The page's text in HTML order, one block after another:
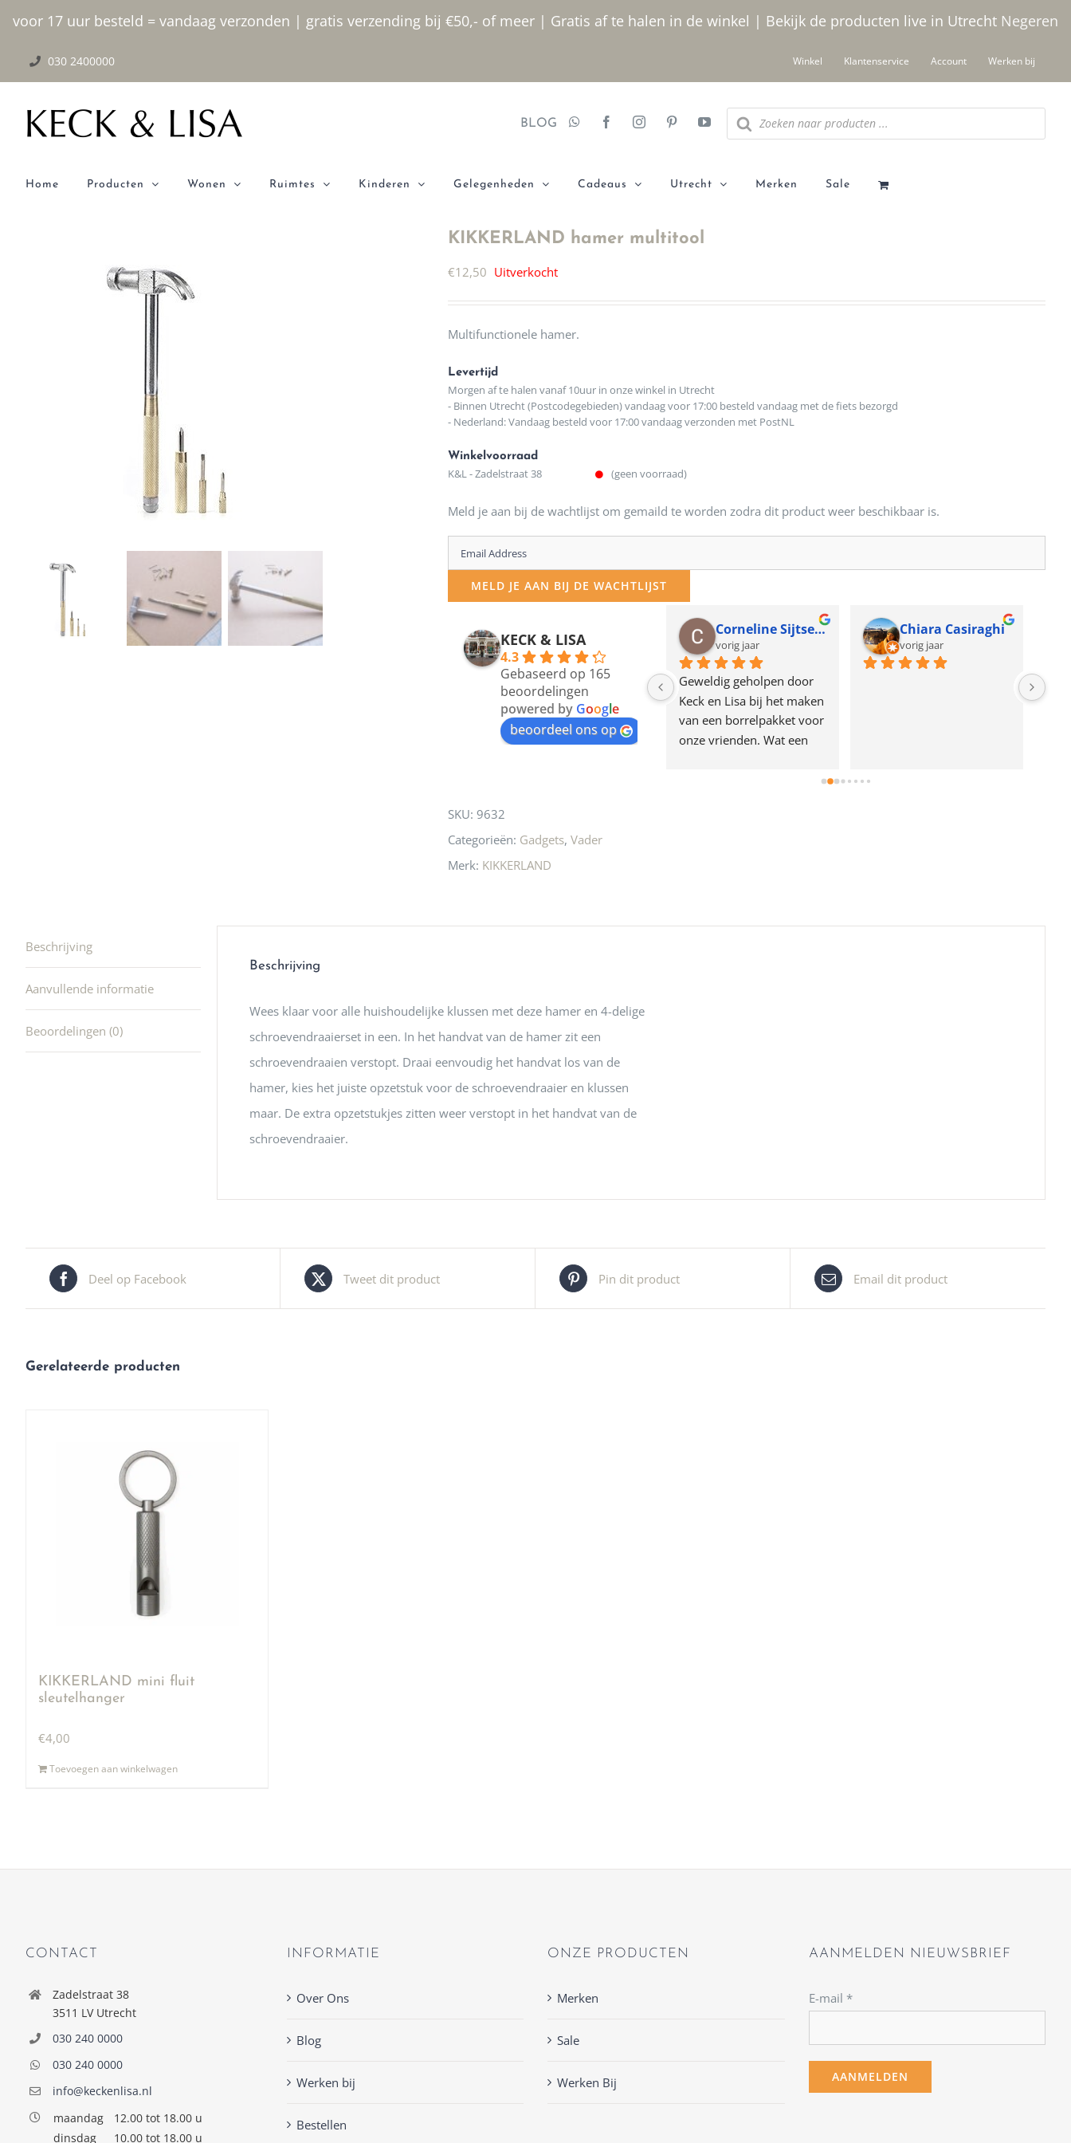
voor 17 uur besteld = vandaag verzonden | gratis verzending bij €50,- of meer | Gratis af te halen in de winkel | Bekijk de producten live in Utrecht Negeren
inhoud
030 2400000 Winkel Klantenservice Account Werken bij
BLOG
Producten
zoeken
Home Producten Wonen Ruimtes Kinderen Gelegenheden Cadeaus Utrecht Merken Sale
KIKKERLAND hamer multitool
€12,50 Uitverkocht
Multifunctionele hamer.
Levertijd
Morgen af te halen vanaf 10uur in onze winkel in Utrecht
- Binnen Utrecht (Postcodegebieden) vandaag voor 17:00 besteld vandaag met de fiets bezorgd
- Nederland: Vandaag besteld voor 17:00 vandaag verzonden met PostNL
Winkelvoorraad
K&L - Zadelstraat 38 (geen voorraad)
Meld je aan bij de wachtlijst om gemaild te worden zodra dit product weer beschikbaar is.
Enter
your
email
MELD JE AAN BIJ DE WACHTLIJST
KECK & LISA
4.3
Gebaseerd op 165
beoordelingen
powered by Google
beoordeel ons op
ook heel aardig en gezellig
12 maanden geleden
Waarom in hemelsnaam
de woonwinkel op de
klippen  laten lopen? Waar
moeten nu de design
Corneline Sijtsema
vorig jaar
Geweldig geholpen door
Keck en Lisa bij het maken
van een borrelpakket voor
onze vrienden. Wat een
Chiara Casiraghi
vorig jaar
SKU: 9632
Categorieën: Gadgets, Vader
Merk: KIKKERLAND
Beschrijving
Aanvullende informatie
Beoordelingen (0)
Beschrijving
Wees klaar voor alle huishoudelijke klussen met deze hamer en 4-delige
schroevendraaierset in een. In het handvat van de hamer zit een
schroevendraaien verstopt. Draai eenvoudig het handvat los van de
hamer, kies het juiste opzetstuk voor de schroevendraaier en klussen
maar. De extra opzetstukjes zitten weer verstopt in het handvat van de
schroevendraaier.
Deel op Facebook Tweet dit product Pin dit product Email dit product
Gerelateerde producten
KIKKERLAND mini fluit
sleutelhanger
€4,00
Toevoegen aan winkelwagen
CONTACT
Zadelstraat 38
3511 LV Utrecht
030 240 0000
030 240 0000
info@keckenlisa.nl
maandag
12.00 tot 18.00 u
dinsdag
10.00 tot 18.00 u
INFORMATIE
Over Ons
Blog
Werken bij
Bestellen
ONZE PRODUCTEN
Merken
Sale
Werken Bij
AANMELDEN NIEUWSBRIEF
E-mail *